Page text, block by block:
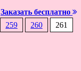
Заказать бесплатно
259 260 261